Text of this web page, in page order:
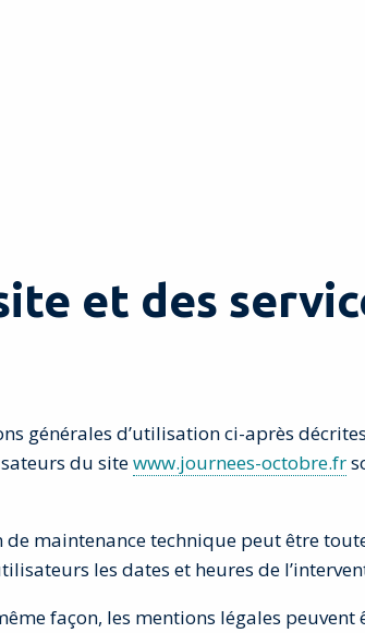
et des
générales d’utilisation ci-après
du sitewww.journees-octobre.fr
maintenance technique peut être
les dates et heures de
façon, les mentions légales peuvent